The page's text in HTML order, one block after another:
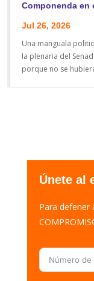
Componenda en
Jul 26, 2026
Una manguala
la plenaria del
porque no se
Únete al
Para defener